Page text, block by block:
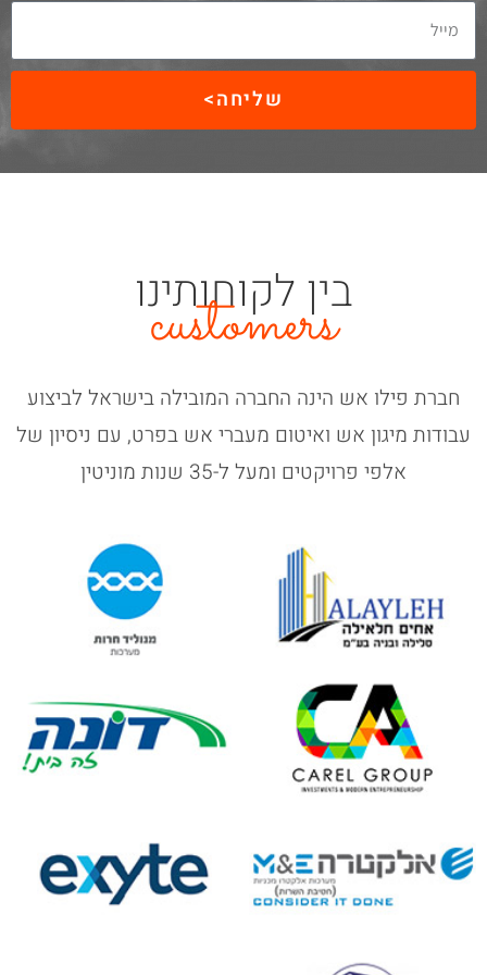
שליחה>
בין לקוחותינו
customers
חברת פילו אש הינה החברה המובילה בישראל לביצוע
עבודות מיגון אש ואיטום מעברי אש בפרט, עם ניסיון של
אלפי פרויקטים ומעל ל-35 שנות מוניטין